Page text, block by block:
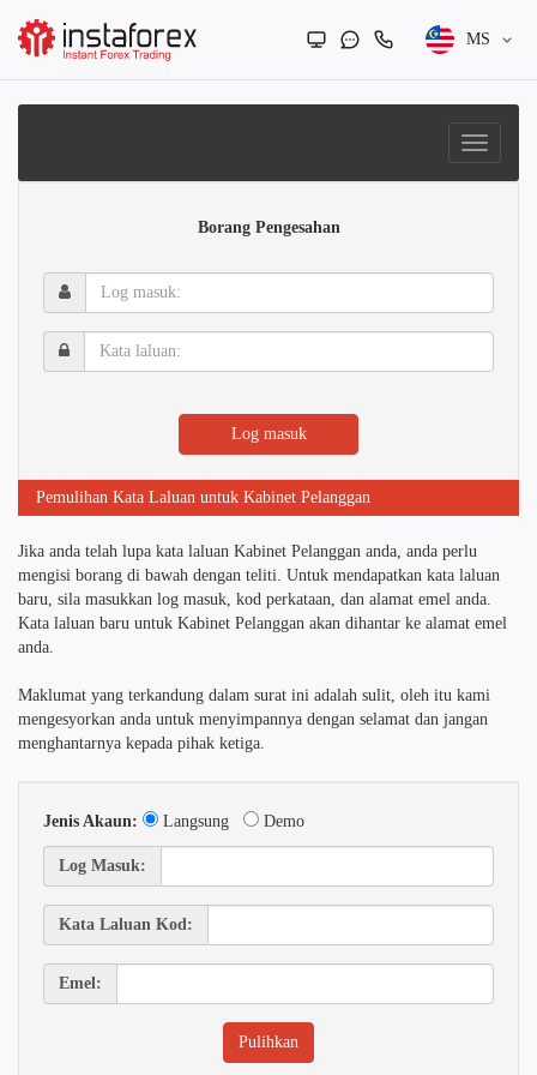
MS
Borang Pengesahan
Log
masuk:
Kata
laluan:
Log masuk
Pemulihan Kata Laluan untuk Kabinet Pelanggan
Jika anda telah lupa kata laluan Kabinet Pelanggan anda, anda perlu
mengisi borang di bawah dengan teliti. Untuk mendapatkan kata laluan
baru, sila masukkan log masuk, kod perkataan, dan alamat emel anda.
Kata laluan baru untuk Kabinet Pelanggan akan dihantar ke alamat emel
anda.
Maklumat yang terkandung dalam surat ini adalah sulit, oleh itu kami
mengesyorkan anda untuk menyimpannya dengan selamat dan jangan
menghantarnya kepada pihak ketiga.
Jenis Akaun: Langsung Demo
Log Masuk:
Kata Laluan Kod:
Emel: